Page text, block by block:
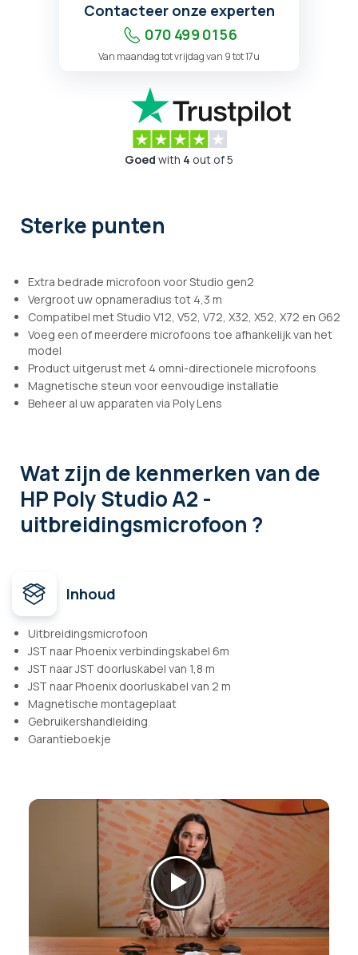
Contacteer onze experten
070 499 01 56
Van maandag tot vrijdag van 9 tot 17u
Goed with 4 out of 5
Sterke punten
Extra bedrade microfoon voor Studio gen2
Vergroot uw opnameradius tot 4,3 m
Compatibel met Studio V12, V52, V72, X32, X52, X72 en G62
Voeg een of meerdere microfoons toe afhankelijk van het
model
Product uitgerust met 4 omni-directionele microfoons
Magnetische steun voor eenvoudige installatie
Beheer al uw apparaten via Poly Lens
Wat zijn de kenmerkenvan de
HP Poly Studio A2 -
uitbreidingsmicrofoon ?
Inhoud
Uitbreidingsmicrofoon
JST naar Phoenix verbindingskabel 6m
JST naar JST doorluskabel van 1,8 m
JST naar Phoenix doorluskabel van 2 m
Magnetische montageplaat
Gebruikershandleiding
Garantieboekje